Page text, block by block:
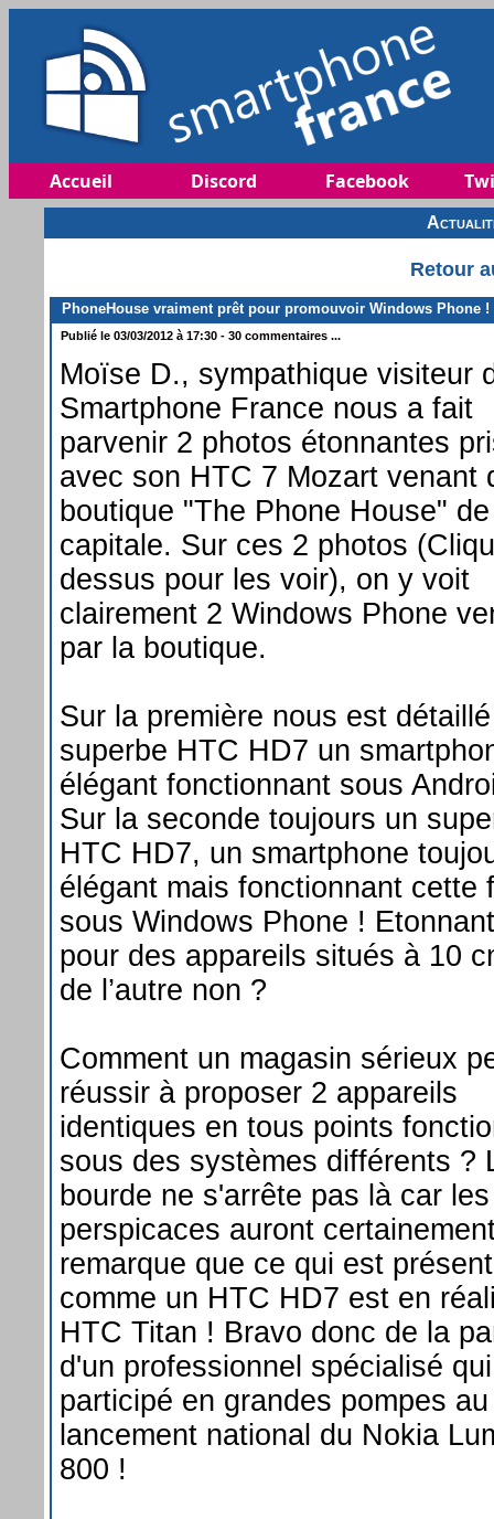
Accueil Discord Facebook
Retour
PhoneHouse vraiment prêt pour promouvoir Windows Phone !
Publié le 03/03/2012 à 17:30 - 30 commentaires ...
Moïse D., sympathique visiteur
Smartphone France nous a fait
parvenir 2 photos étonnantes
avec son HTC 7 Mozart venant
boutique "The Phone House"
capitale. Sur ces 2 photos
dessus pour les voir), on y voit
clairement 2 Windows Phone
par la boutique.
Sur la première nous est
superbe HTC HD7 un
élégant fonctionnant sous
Sur la seconde toujours un
HTC HD7, un smartphone
élégant mais fonctionnant cette
sous Windows Phone !
pour des appareils situés à 10
de l’autre non ?
Comment un magasin sérieux
réussir à proposer 2 appareils
identiques en tous points
sous des systèmes différents ?
bourde ne s'arrête pas là car
perspicaces auront
remarque que ce qui est
comme un HTC HD7 est en
HTC Titan ! Bravo donc de la
d'un professionnel spécialisé
participé en grandes pompes au
lancement national du Nokia
800 !